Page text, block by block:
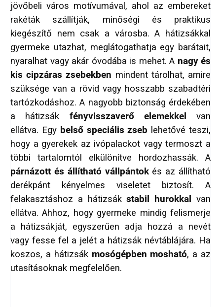
jövőbeli város motívumával, ahol az embereket
rakéták szállítják, minőségi és praktikus
kiegészítő nem csak a városba. A hátizsákkal
gyermeke utazhat, meglátogathatja egy barátait,
nyaralhat vagy akár óvodába is mehet. A nagy és
kis cipzáras zsebekben mindent tárolhat, amire
szüksége van a rövid vagy hosszabb szabadtéri
tartózkodáshoz. A nagyobb biztonság érdekében
a hátizsák fényvisszaverő elemekkel van
ellátva. Egy belső speciális zseb lehetővé teszi,
hogy a gyerekek az ivópalackot vagy termoszt a
többi tartalomtól elkülönítve hordozhassák. A
párnázott és állítható vállpántokés az állítható
derékpánt kényelmes viseletet biztosít. A
felakasztáshoz a hátizsákstabil hurokkal van
ellátva. Ahhoz, hogy gyermeke mindig felismerje
a hátizsákját, egyszerűen adja hozzá a nevét
vagy fesse fel a jelét a hátizsák névtáblájára. Ha
koszos, a hátizsák mosógépben mosható, a az
utasításoknak megfelelően.